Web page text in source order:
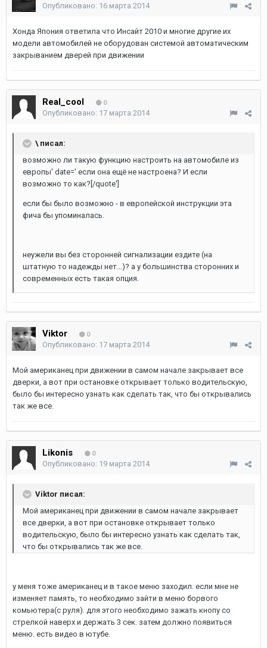
Опубликовано: 16 марта 2014
Хонда Япония ответила что Инсайт 2010 и многие другие их
модели автомобилей не оборудован системой автоматическим
закрыванием дверей при движении
Real_cool 0
Опубликовано: 17 марта 2014
\ писал:
возможно ли такую функцию настроить на автомобиле из
европы' date=' если она ещё не настроена? И если
возможно то как?[/quote']
если бы было возможно - в европейской инструкции эта
фича бы упоминалась.
неужели вы без сторонней сигнализации ездите (на
штатную то надежды нет...)? а у большинства сторонних и
современных есть такая опция.
Viktor 0
Опубликовано: 17 марта 2014
Мой американец при движении в самом начале закрывает все
дверки, а вот при остановке открывает только водительскую,
было бы интересно узнать как сделать так, что бы открывались
так же все.
Likonis 0
Опубликовано: 19 марта 2014
Viktor писал:
Мой американец при движении в самом начале закрывает
все дверки, а вот при остановке открывает только
водительскую, было бы интересно узнать как сделать так,
что бы открывались так же все.
у меня тоже американец и в такое меню заходил. если мне не
изменяет память, то необходимо зайти в меню борвого
комьютера(с руля). для этого необходимо зажать кнопу со
стрелкой наверх и держать 3 сек. затем должно появиться
меню. есть видео в ютубе.